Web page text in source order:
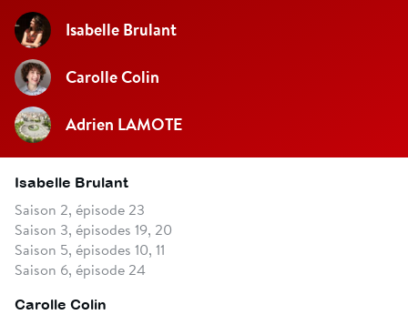
Isabelle Brulant
Carolle Colin
Adrien LAMOTE
Isabelle Brulant
Saison 2, épisode 23
Saison 3, épisodes 19, 20
Saison 5, épisodes 10, 11
Saison 6, épisode 24
Carolle Colin